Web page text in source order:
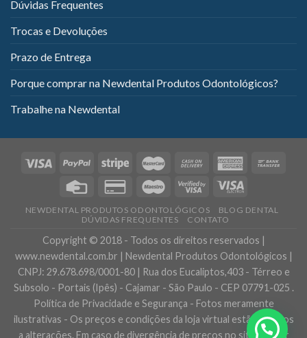
Dúvidas Frequentes
Trocas e Devoluções
Prazo de Entrega
Porque comprar na Newdental Produtos Odontológicos?
Trabalhe na Newdental
NEWDENTAL PRODUTOS ODONTOLÓGICOS
BLOG DENTAL
DÚVIDAS FREQUENTES
CONTATO
Copyright © 2018 - Todos os direitos reservados |
www.newdental.com.br | Newdental Produtos Odontológicos |
CNPJ: 29.678.698/0001-80 | Rua dos Eucaliptos,403 - Térreo e
Subsolo - Portais (Ipês) - Cajamar - São Paulo - CEP 07791-025 .
Política de Privacidade e Segurança - Fotos meramente
ilustrativas - Os preços e condições da loja virtual estão sujeitos
a alterações. Em caso de divergência de preços no site, o valor